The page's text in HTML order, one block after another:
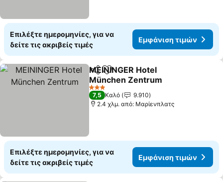
Επιλέξτε ημερομηνίες, για να
δείτε τις ακριβείς τιμές
Εμφάνιση τιμών
Κοινοποίηση
Προσθήκη στα αγαπημένα
MEININGER Hotel
München Zentrum
3 Αστέρια
7,5 Καλό
9.910
2.4 χλμ. από: Μαρίενπλατς
Επιλέξτε ημερομηνίες, για να
δείτε τις ακριβείς τιμές
Εμφάνιση τιμών